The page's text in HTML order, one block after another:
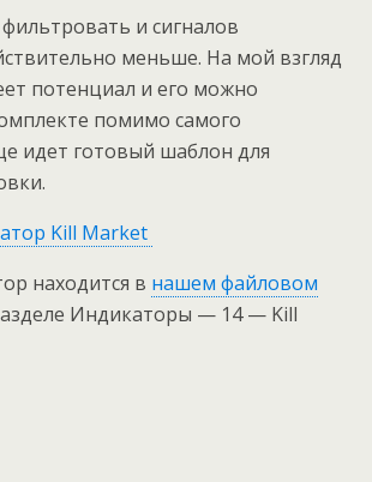
и сигналов
меньше. На мой взгляд
потенциал и его можно
помимо самого
идет готовый шаблон для
Kill Market
находится в нашем файловом
Индикаторы — 14 — Kill